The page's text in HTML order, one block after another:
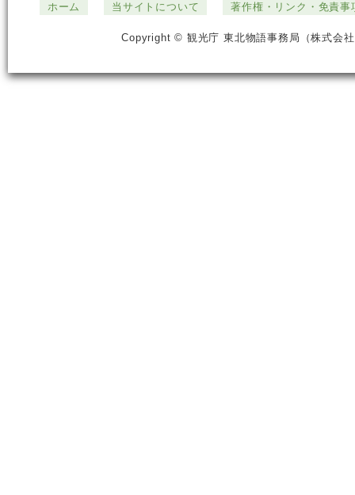
ホーム 当サイトについて 著作権・リンク・免責事
Copyright © 観光庁 東北物語事務局（株式会